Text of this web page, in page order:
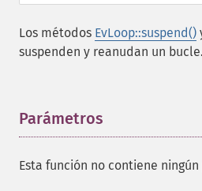
Los métodos EvLoop::suspend()
suspenden y reanudan un bucle.
Parámetros
Esta función no contiene